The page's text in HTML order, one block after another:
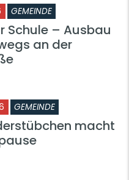
GEMEINDE
Schule – Ausbau
an der
GEMEINDE
macht